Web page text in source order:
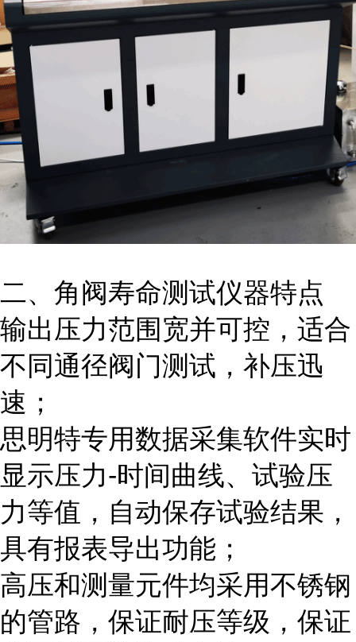
二、角阀寿命测试仪器特点
输出压力范围宽并可控，适合
不同通径阀门测试，补压迅
速；
思明特专用数据采集软件实时
显示压力-时间曲线、试验压
力等值，自动保存试验结果，
具有报表导出功能；
高压和测量元件均采用不锈钢
的管路，保证耐压等级，保证